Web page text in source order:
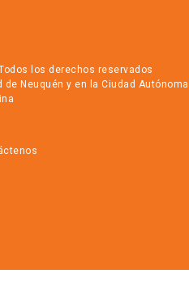
los derechos reservados
Neuquén y en la Ciudad Autónoma